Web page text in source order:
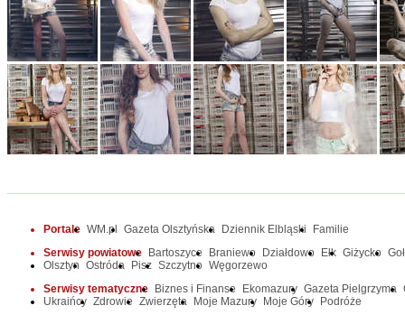
Portale WM.pl Gazeta Olsztyńska Dziennik Elbląski
Familie
Serwisy powiatowe
Bartoszyce Braniewo Działdowo Ełk Giżycko
Olsztyn Ostróda Pisz Szczytno Węgorzewo
Serwisy tematyczne
Biznes i Finanse Ekomazury Gazeta Pielgrzyma
Ukraińcy Zdrowie Zwierzęta Moje Mazury Moje Góry Podróże